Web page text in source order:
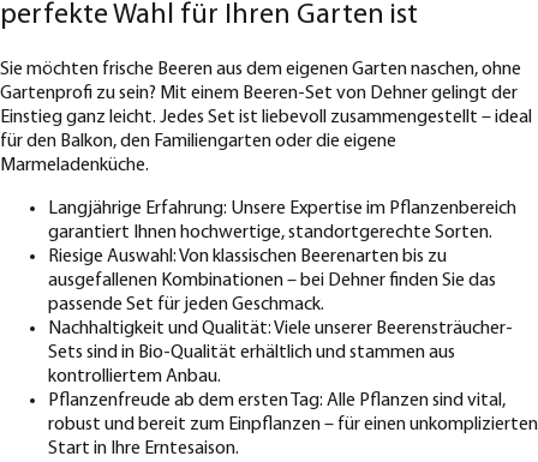
perfekte Wahl für Ihren Garten ist
Sie möchten frische Beeren aus dem eigenen Garten naschen, ohne
Gartenprofi zu sein? Mit einem Beeren-Set von Dehner gelingt der
Einstieg ganz leicht. Jedes Set ist liebevoll zusammengestellt – ideal
für den Balkon, den Familiengarten oder die eigene
Marmeladenküche.
Langjährige Erfahrung: Unsere Expertise im Pflanzenbereich
garantiert Ihnen hochwertige, standortgerechte Sorten.
Riesige Auswahl: Von klassischen Beerenarten bis zu
ausgefallenen Kombinationen – bei Dehner finden Sie das
passende Set für jeden Geschmack.
Nachhaltigkeit und Qualität: Viele unserer Beerensträucher-
Sets sind in Bio-Qualität erhältlich und stammen aus
kontrolliertem Anbau.
Pflanzenfreude ab dem ersten Tag: Alle Pflanzen sind vital,
robust und bereit zum Einpflanzen – für einen unkomplizierten
Start in Ihre Erntesaison.